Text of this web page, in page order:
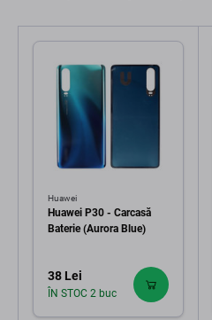
Huawei
Huawei P30 - Carcasă
Baterie (Aurora Blue)
38 Lei
ÎN STOC 2 buc